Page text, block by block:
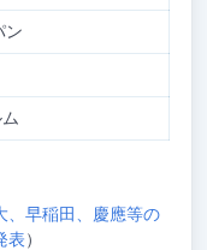
ン
、早稲田、慶應等の
表）